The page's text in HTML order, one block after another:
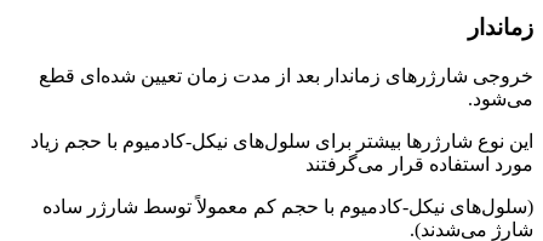
زماندار
خروجی شارژرهای زماندار بعد از مدت زمان تعیین شده‌ای قطع
می‌شود.
این نوع شارژرها بیشتر برای سلول‌های نیکل-کادمیوم با حجم زیاد
مورد استفاده قرار می‌گرفتند
(سلول‌های نیکل-کادمیوم با حجم کم معمولاً توسط شارژر ساده
شارژ می‌شدند).